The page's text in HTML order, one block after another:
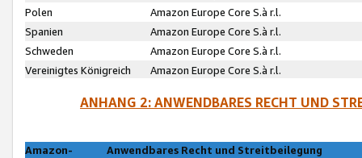
Polen
Amazon Europe Core S.à r.l.
Spanien
Amazon Europe Core S.à r.l.
Schweden
Amazon Europe Core S.à r.l.
Vereinigtes Königreich
Amazon Europe Core S.à r.l.
ANHANG 2: ANWENDBARES RECHT UND
Amazon-
Anwendbares Recht und Streitbeilegung